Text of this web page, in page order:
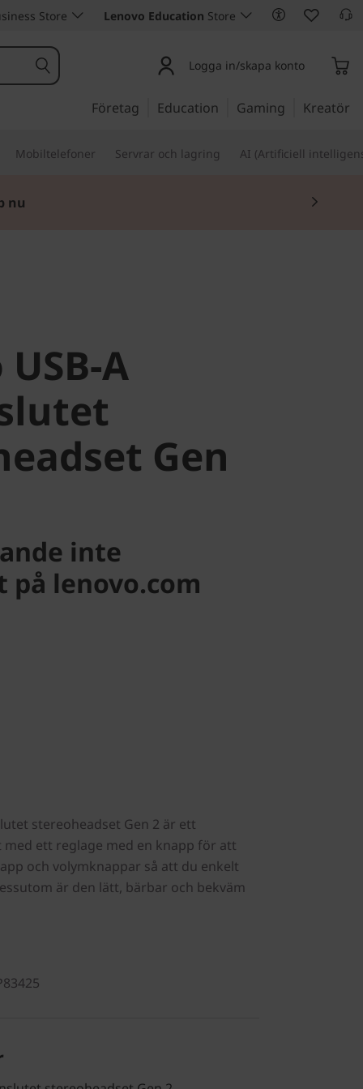
Store Lenovo Education Store
Logga in/skapa konto
Företag Education Gaming Kreatör
Mobiltelefoner Servrar och lagring AI (Artificiell
nu
A
Gen
inte
lenovo.com
stereoheadset Gen 2 är ett
ett reglage med en knapp för att
och volymknappar så att du enkelt
är den lätt, bärbar och bekväm